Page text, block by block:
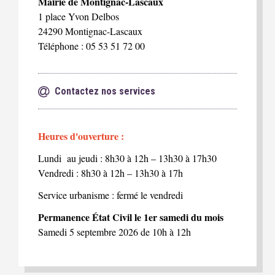
1 place Yvon Delbos
24290 Montignac-Lascaux
Téléphone : 05 53 51 72 00
Contactez nos services
Heures d'ouverture :
Lundi au jeudi : 8h30 à 12h – 13h30 à 17h30
Vendredi : 8h30 à 12h – 13h30 à 17h
Service urbanisme : fermé le vendredi
Permanence État Civil le 1er samedi du mois
Samedi 5 septembre 2026 de 10h à 12h